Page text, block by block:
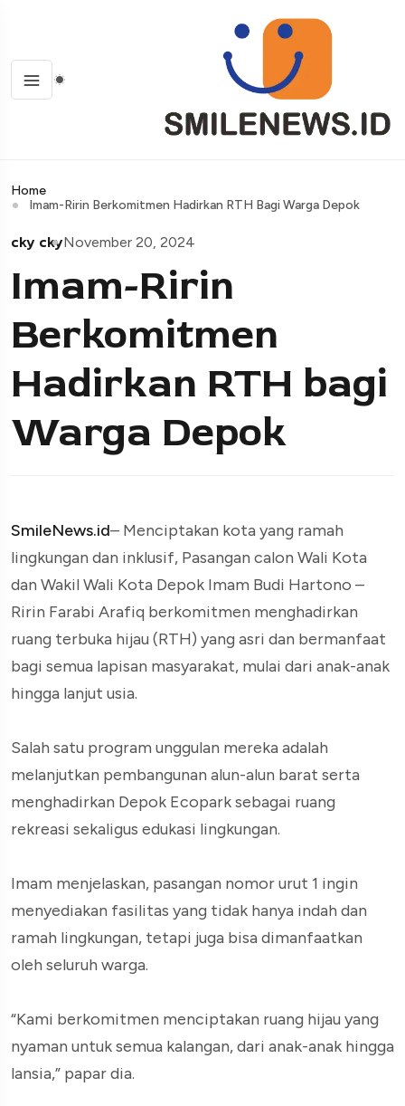
Home
Imam-Ririn Berkomitmen Hadirkan RTH Bagi Warga Depok
cky ckyNovember 20, 2024
Imam-Ririn
Berkomitmen
Hadirkan RTH bagi
Warga Depok
SmileNews.id– Menciptakan kota yang ramah
lingkungan dan inklusif, Pasangan calon Wali Kota
dan Wakil Wali Kota Depok Imam Budi Hartono –
Ririn Farabi Arafiq berkomitmen menghadirkan
ruang terbuka hijau (RTH) yang asri dan bermanfaat
bagi semua lapisan masyarakat, mulai dari anak-anak
hingga lanjut usia.
Salah satu program unggulan mereka adalah
melanjutkan pembangunan alun-alun barat serta
menghadirkan Depok Ecopark sebagai ruang
rekreasi sekaligus edukasi lingkungan.
Imam menjelaskan, pasangan nomor urut 1 ingin
menyediakan fasilitas yang tidak hanya indah dan
ramah lingkungan, tetapi juga bisa dimanfaatkan
oleh seluruh warga.
“Kami berkomitmen menciptakan ruang hijau yang
nyaman untuk semua kalangan, dari anak-anak hingga
lansia,” papar dia.